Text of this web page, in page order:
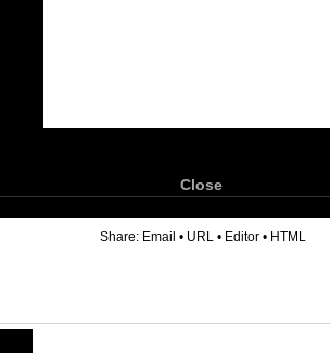
Close
Share: Email • URL • Editor • HTML